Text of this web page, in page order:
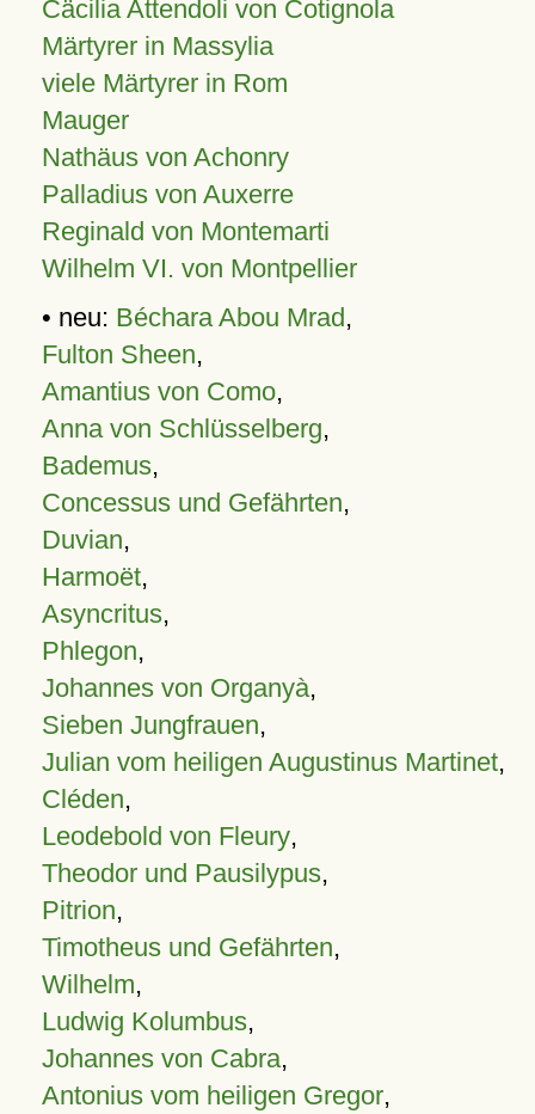
Cäcilia Attendoli von Cotignola
Märtyrer in Massylia
viele Märtyrer in Rom
Mauger
Nathäus von Achonry
Palladius von Auxerre
Reginald von Montemarti
Wilhelm VI. von Montpellier
• neu: Béchara Abou Mrad,
Fulton Sheen,
Amantius von Como,
Anna von Schlüsselberg,
Bademus,
Concessus und Gefährten,
Duvian,
Harmoët,
Asyncritus,
Phlegon,
Johannes von Organyà,
Sieben Jungfrauen,
Julian vom heiligen Augustinus Martinet,
Cléden,
Leodebold von Fleury,
Theodor und Pausilypus,
Pitrion,
Timotheus und Gefährten,
Wilhelm,
Ludwig Kolumbus,
Johannes von Cabra,
Antonius vom heiligen Gregor,